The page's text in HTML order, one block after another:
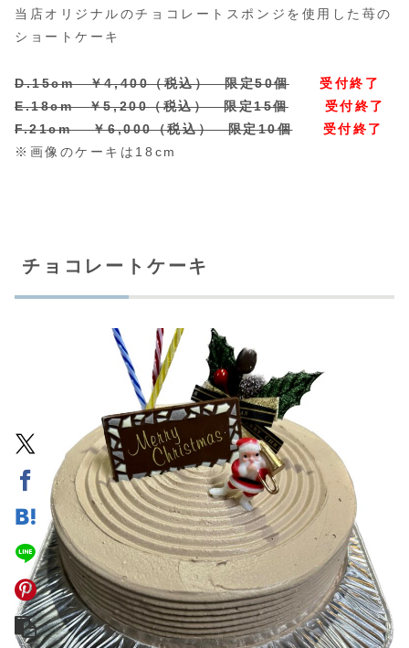
当店オリジナルのチョコレートスポンジを使用した苺の
ショートケーキ
D.15cm ￥4,400（税込） 限定50個
受付終了
E.18cm ￥5,200（税込） 限定15個
受付終了
F.21cm ￥6,000（税込） 限定10個
受付終了
※画像のケーキは18cm
チョコレートケーキ